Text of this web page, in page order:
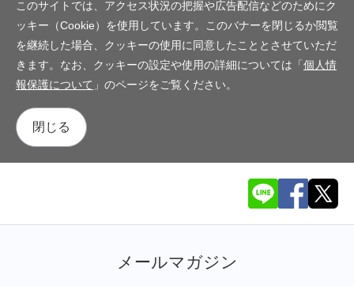
このサイトでは、アクセス状況の把握や広告配信などのためにク
ッキー（Cookie）を使用しています。このバナーを閉じるか閲覧
を継続した場合、クッキーの使用に同意したこととさせていただ
きます。なお、クッキーの設定や使用の詳細については「 個人情
報保護について 」のページをご覧ください。
閉じる
メールマガジン